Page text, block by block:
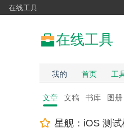
在线工具
在线工具
我的 首页 工
文章 文稿 书库 图册
星舰：iOS 测